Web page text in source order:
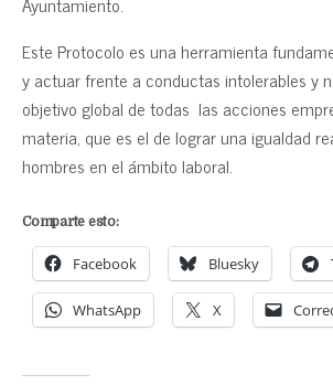
Este Protocolo es una herramienta
y actuar frente a conductas intolerables y
objetivo global de todas las acciones
materia, que es el de lograr una igualdad
hombres en el ámbito laboral.
Comparte esto:
Facebook Bluesky
WhatsApp X